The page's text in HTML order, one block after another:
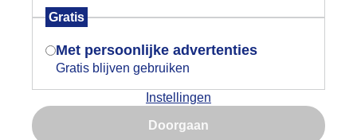
Gratis
Met persoonlijke advertenties
Gratis blijven gebruiken
Instellingen
Doorgaan
Indien je hier nog geen akkoord op hebt
gegeven, verschijnt er zo een pop-up uit
je browser waarin deze toestemming
gevraagd wordt.
Is goed, toon de popup
Nu niet, misschien later